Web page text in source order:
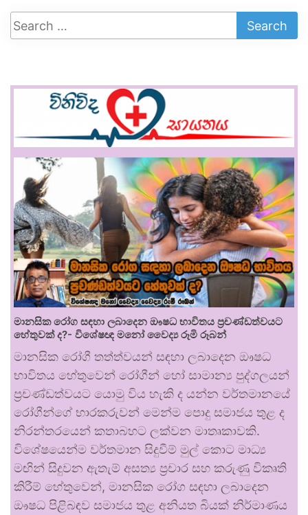
මානසික රෝග සඳහා ලබාදෙන ඖෂධ භාවිතය ප්‍රචණ්ඩත්වයට
හේතුවක් ද?- විශේෂඥ මනෝ වෛද්‍ය රූමි රූබන්
මානසික රෝගී තත්ත්වයන් සඳහා ලබාදෙන ඖෂධ
භාවිතය හේතුවෙන් රෝගීන් හෝ සාමාන්‍ය පුද්ගලයන්
ප්‍රචණ්ඩත්වයට යොමු විය හැකි ද යන්න වර්තමානයේ
රෝගීන්ගේ භාරකරුවන් මෙන්ම පොදු සමාජය තුළ ද
නිරන්තරයෙන් කතාබහට ලක්වන මාතෘකාවකි.
විශේෂයෙන්ම වර්තමාන සිදුවීම් මුල් කොට මාධ්‍ය
මඟින් සිදුවන ඇතැම් අසත්‍ය ප්‍රචාර සහ කරුණු විකෘති
කිරීම් හේතුවෙන්, මානසික රෝග සඳහා ලබාදෙන
ඖෂධ පිළිබඳව සමාජය තුළ අනියත බියක් නිර්මාණය